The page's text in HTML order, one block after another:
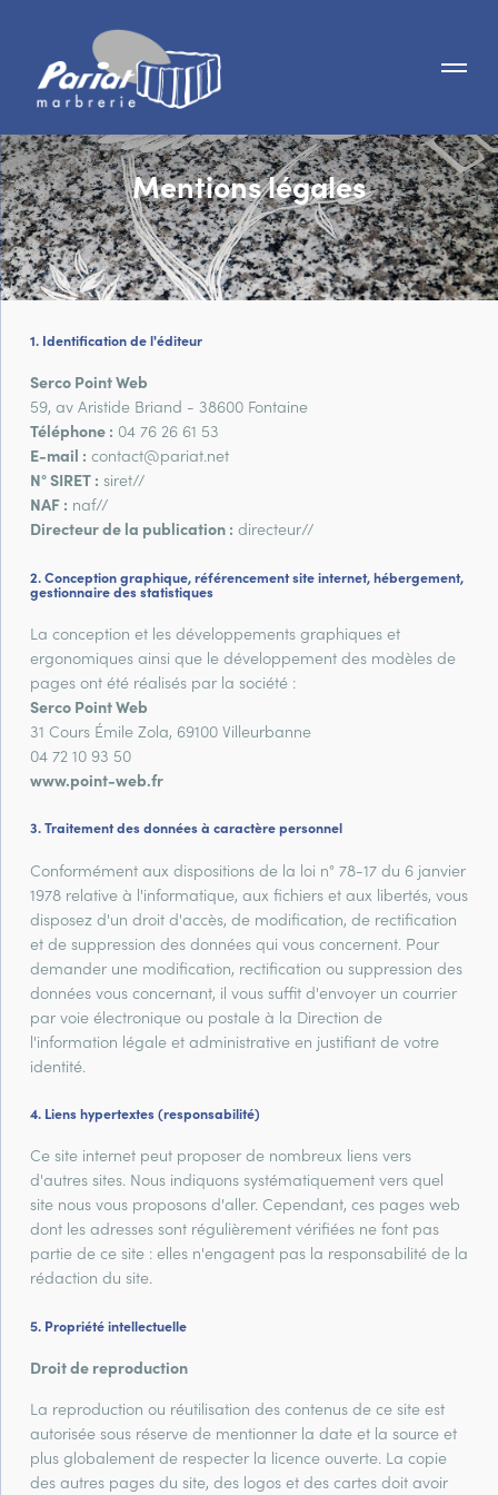
Mentions légales
Identification de l'éditeur
Serco Point Web
59, av Aristide Briand - 38600 Fontaine
Téléphone : 04 76 26 61 53
E-mail : contact@pariat.net
N° SIRET : siret//
NAF : naf//
Directeur de la publication : directeur//
Conception graphique, référencement site internet, hébergement,
gestionnaire des statistiques
La conception et les développements graphiques et
ergonomiques ainsi que le développement des modèles de
pages ont été réalisés par la société :
Serco Point Web
31 Cours Émile Zola, 69100 Villeurbanne
04 72 10 93 50
www.point-web.fr
Traitement des données à caractère personnel
Conformément aux dispositions de la loi n° 78-17 du 6 janvier
1978 relative à l'informatique, aux fichiers et aux libertés, vous
disposez d'un droit d'accès, de modification, de rectification
et de suppression des données qui vous concernent. Pour
demander une modification, rectification ou suppression des
données vous concernant, il vous suffit d'envoyer un courrier
par voie électronique ou postale à la Direction de
l'information légale et administrative en justifiant de votre
identité.
Liens hypertextes (responsabilité)
Ce site internet peut proposer de nombreux liens vers
d'autres sites. Nous indiquons systématiquement vers quel
site nous vous proposons d'aller. Cependant, ces pages web
dont les adresses sont régulièrement vérifiées ne font pas
partie de ce site : elles n'engagent pas la responsabilité de la
rédaction du site.
Propriété intellectuelle
Droit de reproduction
La reproduction ou réutilisation des contenus de ce site est
autorisée sous réserve de mentionner la date et la source et
plus globalement de respecter la licence ouverte. La copie
des autres pages du site, des logos et des cartes doit avoir